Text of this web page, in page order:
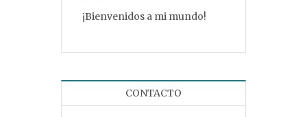
¡Bienvenidos a mi mundo!
CONTACTO